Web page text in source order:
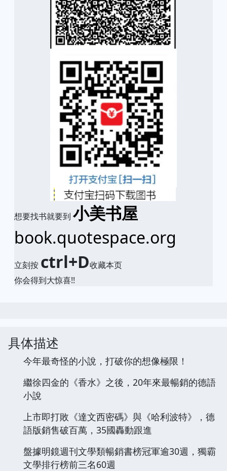
想要找书就要到 小美书屋
book.quotespace.org
立刻按 ctrl+D收藏本页
你会得到大惊喜!!
具体描述
今年最奇怪的小說，打破你的想像極限！
繼徐四金的《香水》之後，20年來最暢銷的德語
小說
上市即打敗《達文西密碼》與《哈利波特》，德
語版銷售破百萬，35國轟動跟進
盤據明鏡週刊文學類暢銷書榜冠軍逾30週，獨霸
文學排行榜前三名60週